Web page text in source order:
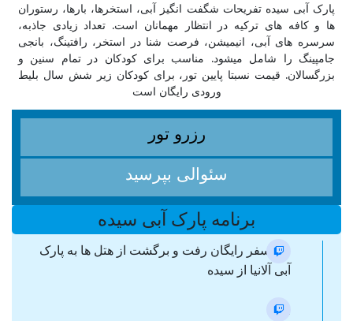
پارک آبی سیده تفریحات شگفت انگیز آبی، استخرها، بارها، رستوران
ها و کافه های ترکیه در انتظار مهمانان است. تعداد زیادی جاذبه،
سرسره های آبی، انیمیشن، فرصت شنا در استخر، رافتینگ، بانجی
جامپینگ را شامل میشود. مناسب برای کودکان در تمام سنین و
بزرگسالان. قیمت نسبتا پایین تور، برای کودکان زیر شش سال بلیط
ورودی رایگان است
رزرو تور
سئوالی بپرسید
برنامه پارک آبی سیده
ترانسفر رایگان رفت و برگشت از هتل ها به پارک
آبی آلانیا از سیده
بیمه